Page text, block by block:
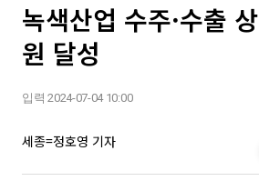
녹색산업 수주·수출
원 달성
입력 2024-07-04 10:00
세종=정호영 기자